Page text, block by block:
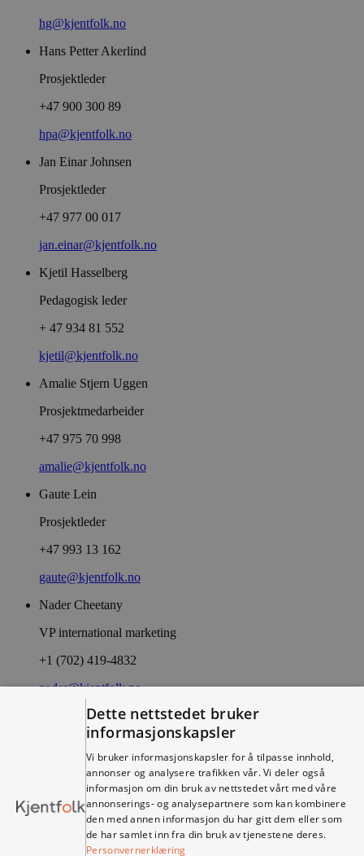
hg@kjentfolk.no
Hans Petter Akerlind
Prosjektleder
+47 900 300 89
hpa@kjentfolk.no
Jan Einar Johnsen
Prosjektleder
+47 977 00 017
jan.einar@kjentfolk.no
Kjetil Hasselberg
Pedagogisk leder
+ 47 934 81 552
kjetil@kjentfolk.no
Amalie Stjern Uggen
Prosjektmedarbeider
+47 975 70 998
amalie@kjentfolk.no
Gaute Lein
Prosjektleder
+47 993 13 162
gaute@kjentfolk.no
Nader Cheetany
VP international marketing
+1 (702) 419-4832
nader@kjentfolk.no
Truls Nilsen
+47 988 10 078
truls@kjentfolk.no
Anders Lindstad
Dette nettstedet bruker
informasjonskapsler
Vi bruker informasjonskapsler for å tilpasse innhold,
annonser og analysere trafikken vår. Vi deler også
informasjon om din bruk av nettstedet vårt med våre
annonserings- og analysepartnere som kan kombinere
den med annen informasjon du har gitt dem eller som
de har samlet inn fra din bruk av tjenestene deres.
Personvernerklæring